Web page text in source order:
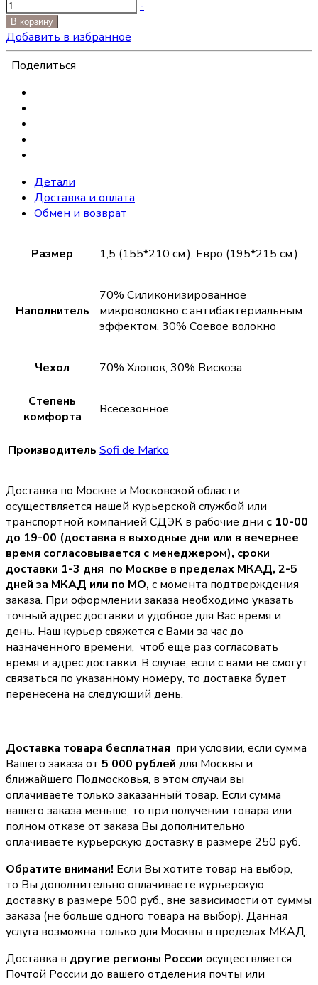
-
В корзину
Добавить в избранное
Поделиться
Детали
Доставка и оплата
Обмен и возврат
Размер 1,5 (155*210 см.), Евро (195*215 см.)
Наполнитель
70% Силиконизированное
микроволокно с антибактериальным
эффектом, 30% Соевое волокно
Чехол 70% Хлопок, 30% Вискоза
Степень
комфорта
Всесезонное
Производитель Sofi de Marko
Доставка по Москве и Московской области
осуществляется нашей курьерской службой или
транспортной компанией СДЭК в рабочие дни с 10-00
до 19-00 (доставка в выходные дни или в вечернее
время согласовывается с менеджером), сроки
доставки 1-3 дня по Москве в пределах МКАД, 2-5
дней за МКАД или по МО, с момента подтверждения
заказа. При оформлении заказа необходимо указать
точный адрес доставки и удобное для Вас время и
день. Наш курьер свяжется с Вами за час до
назначенного времени, чтоб еще раз согласовать
время и адрес доставки. В случае, если с вами не смогут
связаться по указанному номеру, то доставка будет
перенесена на следующий день.
Доставка товара бесплатная при условии, если сумма
Вашего заказа от 5 000 рублей для Москвы и
ближайшего Подмосковья, в этом случаи вы
оплачиваете только заказанный товар. Если сумма
вашего заказа меньше, то при получении товара или
полном отказе от заказа Вы дополнительно
оплачиваете курьерскую доставку в размере 250 руб.
Обратите внимани! Если Вы хотите товар на выбор,
то Вы дополнительно оплачиваете курьерскую
доставку в размере 500 руб., вне зависимости от суммы
заказа (не больше одного товара на выбор). Данная
услуга возможна только для Москвы в пределах МКАД.
Доставка в другие регионы России осуществляется
Почтой России до вашего отделения почты или